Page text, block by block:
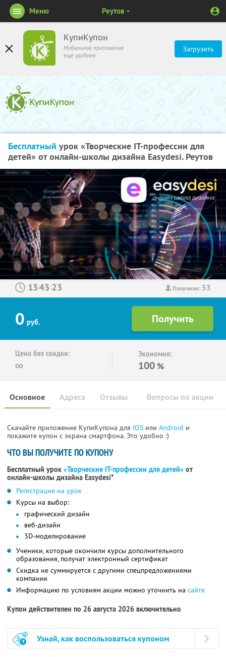
КупиКупон
Мобильное приложение
ещё удобнее
Загрузить
Меню Реутов
Бесплатный урок «Творческие IT-профессии для
детей» от онлайн-школы дизайна Easydesi. Реутов
Получили: 53
: :
0 руб.
Цена без скидки:
∞
Экономия:
100 %
Основное Отзывы Вопросы по акции
Адреса
Скачайте приложение КупиКупона для IOS или Android и
покажите купон с экрана смартфона. Это удобно :)
ЧТО ВЫ ПОЛУЧИТЕ ПО КУПОНУ
Бесплатный урок «Творческие IT-профессии для детей» от
онлайн-школы дизайна Easydesi*
Регистрация на урок
Курсы на выбор:
графический дизайн
веб-дизайн
3D-моделирование
Ученики, которые окончили курсы дополнительного
образования, получат электронный сертификат
Скидка не суммируется с другими спецпредложениями
компании
Информацию по условиям акции можно уточнить на сайте
Купон действителен по 26 августа 2026 включительно
Узнай, как воспользоваться купоном